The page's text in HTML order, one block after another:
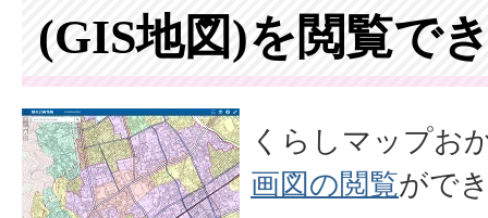
(GIS地図)を閲覧で
くらしマップお
画図の閲覧がで